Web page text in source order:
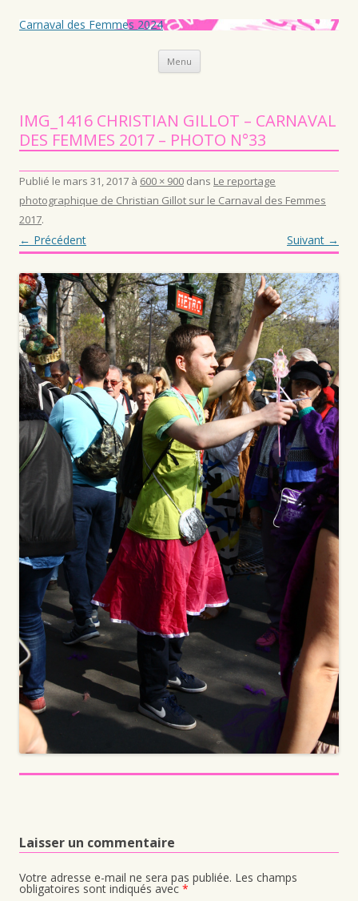
Carnaval des Femmes 2024
Menu Aller au contenu principal
IMG_1416 CHRISTIAN GILLOT – CARNAVAL
DES FEMMES 2017 – PHOTO N°33
Publié le mars 31, 2017 à 600 × 900 dans Le reportage
photographique de Christian Gillot sur le Carnaval des Femmes
2017.
← Précédent Suivant →
Laisser un commentaire
Votre adresse e-mail ne sera pas publiée. Les champs
obligatoires sont indiqués avec *